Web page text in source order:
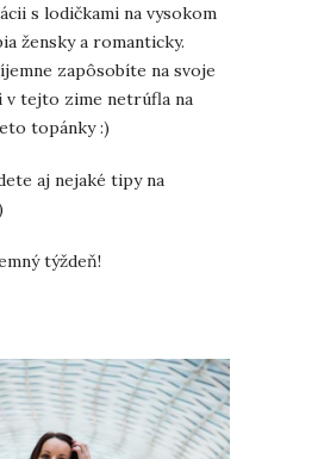
s lodičkami na vysokom
žensky a romanticky.
zapôsobíte na svoje
v tejto zime netrúfla na
topánky :)
aj nejaké tipy na
týždeň!